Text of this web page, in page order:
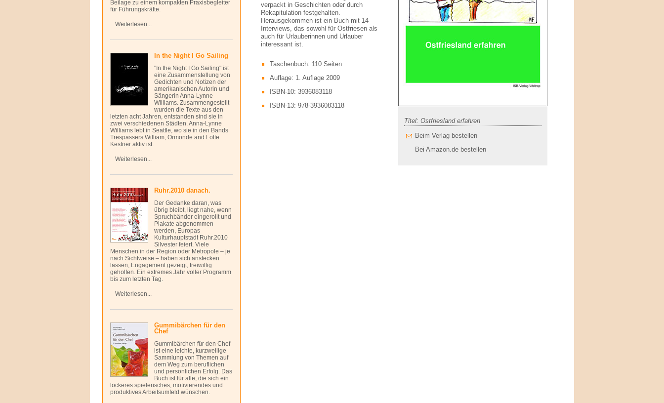
Titel: Ostfriesland erfahren
Beim Verlag bestellen
Bei Amazon.de bestellen
verpackt in Geschichten oder durch
Rekapitulation festgehalten.
Herausgekommen ist ein Buch mit 14
Interviews, das sowohl für Ostfriesen als
auch für Urlauberinnen und Urlauber
interessant ist.
Taschenbuch: 110 Seiten
Auflage: 1. Auflage 2009
ISBN-10: 3936083118
ISBN-13: 978-3936083118
Beilage zu einem kompakten Praxisbegleiter
für Führungskräfte.
Weiterlesen...
In the Night I Go Sailing
"In the Night I Go Sailing" ist
eine Zusammenstellung von
Gedichten und Notizen der
amerikanischen Autorin und
Sängerin Anna-Lynne
Williams. Zusammengestellt
wurden die Texte aus den
letzten acht Jahren, entstanden sind sie in
zwei verschiedenen Städten. Anna-Lynne
Williams lebt in Seattle, wo sie in den Bands
Trespassers William, Ormonde and Lotte
Kestner aktiv ist.
Weiterlesen...
Ruhr.2010 danach.
Der Gedanke daran, was
übrig bleibt, liegt nahe, wenn
Spruchbänder eingerollt und
Plakate abgenommen
werden, Europas
Kulturhauptstadt Ruhr.2010
Silvester feiert. Viele
Menschen in der Region oder Metropole – je
nach Sichtweise – haben sich anstecken
lassen, Engagement gezeigt, freiwillig
geholfen. Ein extremes Jahr voller Programm
bis zum letzten Tag.
Weiterlesen...
Gummibärchen für den
Chef
Gummibärchen für den Chef
ist eine leichte, kurzweilige
Sammlung von Themen auf
dem Weg zum beruflichen
und persönlichen Erfolg. Das
Buch ist für alle, die sich ein
lockeres spielerisches, motivierendes und
produktives Arbeitsumfeld wünschen.